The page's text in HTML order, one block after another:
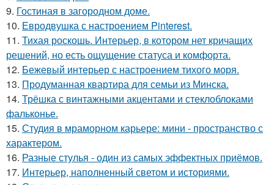
9. Гостиная в загородном доме.
10. Евродвушка с настроением Pinterest.
11. Тихая роскошь. Интерьер, в котором нет кричащих
решений, но есть ощущение статуса и комфорта.
12. Бежевый интерьер с настроением тихого моря.
13. Продуманная квартира для семьи из Минска.
14. Трёшка с винтажными акцентами и стеклоблоками
фальконье.
15. Студия в мраморном карьере: мини - пространство с
характером.
16. Разные стулья - один из самых эффектных приёмов.
17. Интерьер, наполненный светом и историями.